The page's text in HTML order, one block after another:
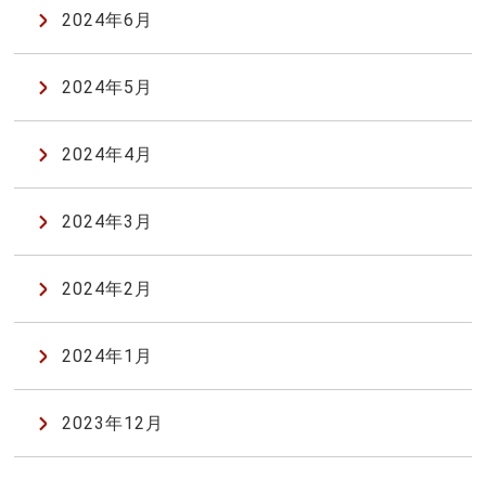
2024年6月
2024年5月
2024年4月
2024年3月
2024年2月
2024年1月
2023年12月